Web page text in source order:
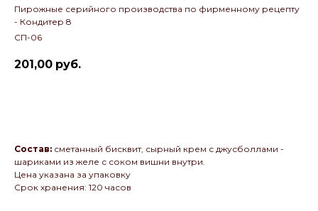
Пирожные серийного производства по фирменному рецепту
- Кондитер 8
СП-06
201,00 руб.
Состав: сметанный бисквит, сырный крем с джусболлами -
шариками из желе с соком вишни внутри.
Цена указана за упаковку
Срок хранения: 120 часов